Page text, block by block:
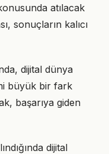
atılacak
sonuçların kalıcı
dijital dünya
büyük bir fark
başarıya giden
dijital